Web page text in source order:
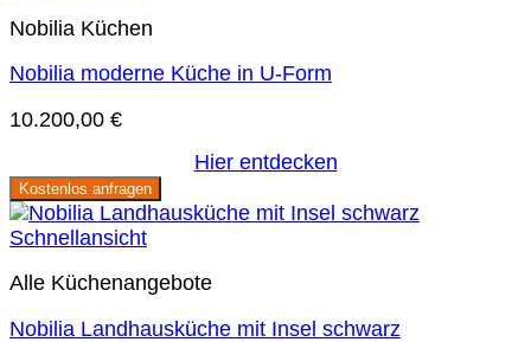
Nobilia Küchen
Nobilia moderne Küche in U-Form
10.200,00 €
Hier entdecken
Kostenlos anfragen
Schnellansicht
Alle Küchenangebote
Nobilia Landhausküche mit Insel schwarz